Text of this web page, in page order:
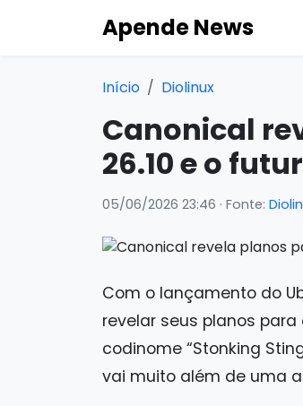
Apende News
Início Diolinux
Canonical
26.10 e o
05/06/2026 23:46 · Fonte:
Com o lançamento do
revelar seus planos para
codinome “Stonking
vai muito além de uma